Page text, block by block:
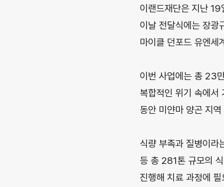
이랜드재단은 지난
이날 전달식에는 장광
마이클 던포드 유엔세
이번 사업에는 총 23
복합적인 위기 속에서
동안 미얀마 양곤 지
식량 부족과 질병이
등 총 281톤 규모의
진행해 치료 과정에